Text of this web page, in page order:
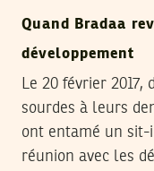
Quand Bradaa
développement
Le 20 février
sourdes à leurs
ont entamé un sit-
réunion avec les